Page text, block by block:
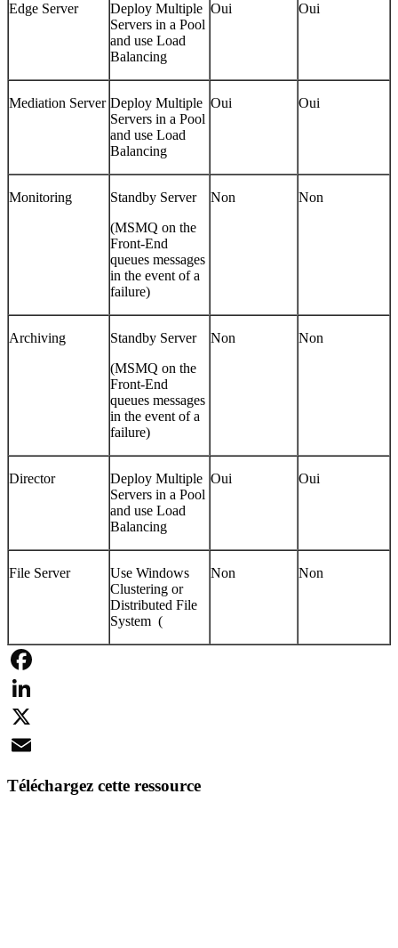
Edge Server
Deploy Multiple
Servers in a Pool
and use Load
Balancing
Oui Oui
Mediation Server Deploy Multiple
Servers in a Pool
and use Load
Balancing
Oui Oui
Monitoring
Standby Server
(MSMQ on the
Front-End
queues messages
in the event of a
failure)
Non Non
Archiving
Standby Server
(MSMQ on the
Front-End
queues messages
in the event of a
failure)
Non Non
Director
Deploy Multiple
Servers in a Pool
and use Load
Balancing
Oui Oui
File Server
Use Windows
Clustering or
Distributed File
System (
Non Non
Facebook
LinkedIn
X
Téléchargez cette ressource